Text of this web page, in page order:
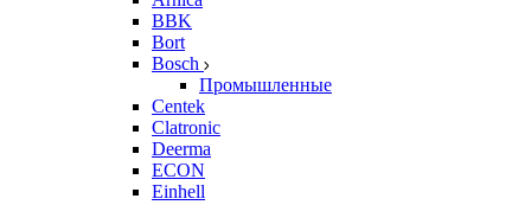
BBK
Bort
Bosch
Промышленные
Centek
Clatronic
Deerma
ECON
Einhell